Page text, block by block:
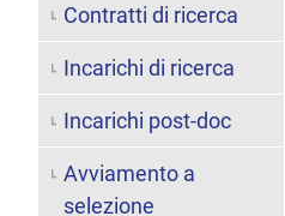
Contratti di ricerca
Incarichi di ricerca
Incarichi post-doc
Avviamento a
selezione